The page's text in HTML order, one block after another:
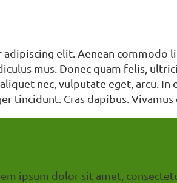
elit. Aenean commodo
mus. Donec quam felis,
nec, vulputate eget, arcu.
tincidunt. Cras dapibus.
ipsum dolor sit amet,